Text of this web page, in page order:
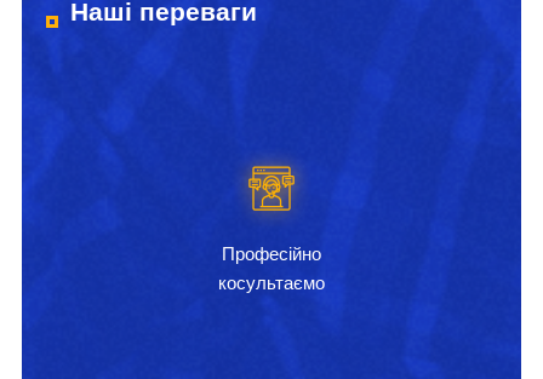
Наші переваги
Професійно
косультаємо